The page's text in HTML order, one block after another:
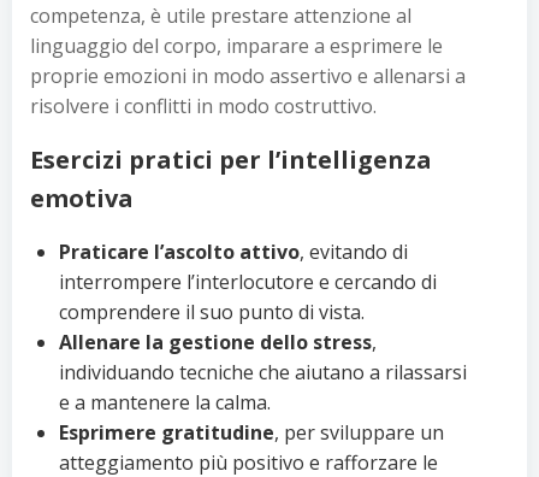
competenza, è utile prestare attenzione al
linguaggio del corpo, imparare a esprimere le
proprie emozioni in modo assertivo e allenarsi a
risolvere i conflitti in modo costruttivo.
Esercizi pratici per l’intelligenza
emotiva
Praticare l’ascolto attivo, evitando di
interrompere l’interlocutore e cercando di
comprendere il suo punto di vista.
Allenare la gestione dello stress,
individuando tecniche che aiutano a rilassarsi
e a mantenere la calma.
Esprimere gratitudine, per sviluppare un
atteggiamento più positivo e rafforzare le